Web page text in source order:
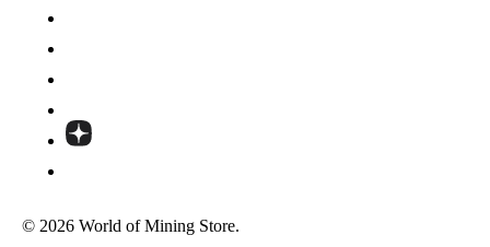
© 2026 World of Mining Store.